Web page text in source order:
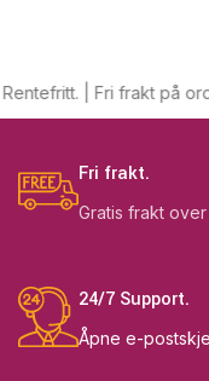
| Fri frakt på ordre
Fri frakt.
Gratis frakt
24/7 Support.
Åpne e-